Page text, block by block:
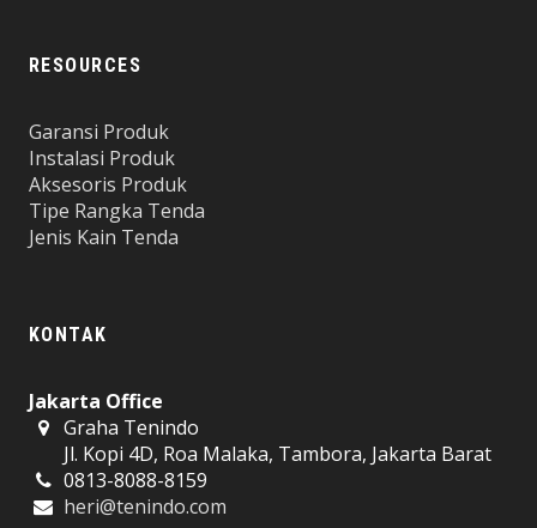
RESOURCES
Garansi Produk
Instalasi Produk
Aksesoris Produk
Tipe Rangka Tenda
Jenis Kain Tenda
KONTAK
Jakarta Office
Graha Tenindo
Jl. Kopi 4D, Roa Malaka, Tambora, Jakarta Barat
0813-8088-8159
heri@tenindo.com